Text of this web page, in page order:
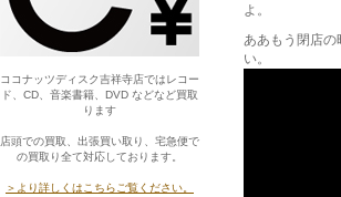
よ。
ああもう閉店の
い。
ココナッツディスク吉祥寺店ではレコー
ド、CD、音楽書籍、DVD などなど買取
ります
店頭での買取、出張買い取り、宅急便で
の買取り全て対応しております。
＞より詳しくはこちらご覧ください。